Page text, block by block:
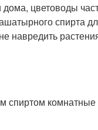
цветоводы
спирта
навредить
комнатные